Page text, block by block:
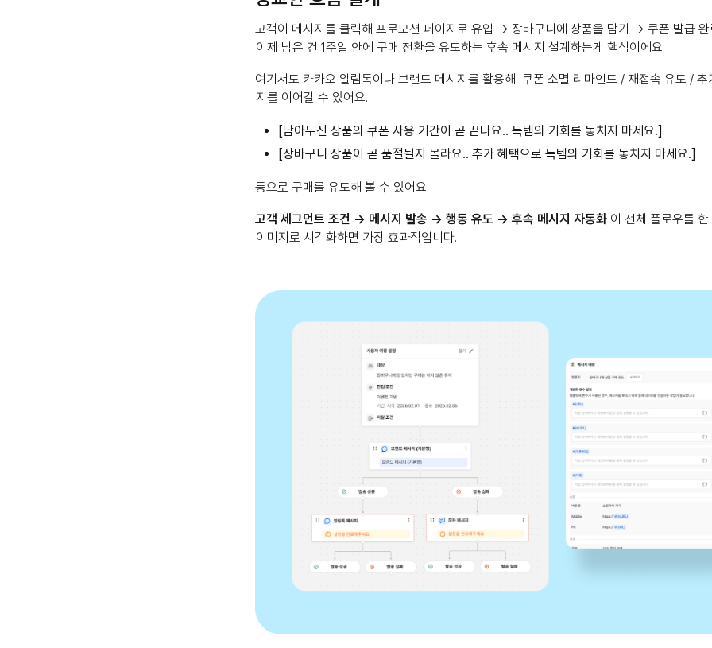
고객이 메시지를 클릭해 프로모션 페이지로 유입 → 장바구니에 상품을 담기 → 쿠폰 발급 완
이제 남은 건 1주일 안에 구매 전환을 유도하는 후속 메시지 설계하는게 핵심이에요.
여기서도 카카오 알림톡이나 브랜드 메시지를 활용해 쿠폰 소멸 리마인드 / 재접속 유도 / 추
지를 이어갈 수 있어요.
[담아두신 상품의 쿠폰 사용 기간이 곧 끝나요.. 득템의 기회를 놓치지 마세요.]
[장바구니 상품이 곧 품절될지 몰라요.. 추가 혜택으로 득템의 기회를 놓치지 마세요.]
등으로 구매를 유도해 볼 수 있어요.
고객 세그먼트 조건 → 메시지 발송 → 행동 유도 → 후속 메시지 자동화 이 전체 플로우를
이미지로 시각화하면 가장 효과적입니다.